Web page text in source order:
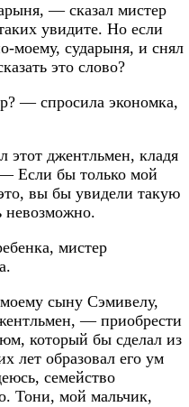
— сказал мистер
увидите. Но если
моему, сударыня, и снял
это слово?
— спросила экономка,
джентльмен, кладя
— Если бы только мой
вы бы увидели такую
невозможно.
мистер
сыну Сэмивелу,
— приобрести
который бы сделал из
лет образовал его ум
семейство
Тони, мой мальчик,